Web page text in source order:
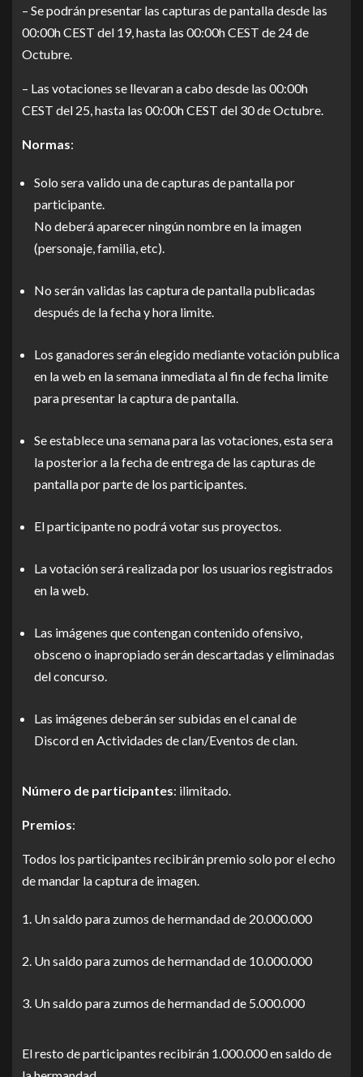
– Se podrán presentar las capturas de pantalla desde las
00:00h CEST del 19, hasta las 00:00h CEST de 24 de
Octubre.
– Las votaciones se llevaran a cabo desde las 00:00h
CEST del 25, hasta las 00:00h CEST del 30 de Octubre.
Normas:
Solo sera valido una de capturas de pantalla por
participante.
No deberá aparecer ningún nombre en la imagen
(personaje, familia, etc).
No serán validas las captura de pantalla publicadas
después de la fecha y hora limite.
Los ganadores serán elegido mediante votación publica
en la web en la semana inmediata al fin de fecha limite
para presentar la captura de pantalla.
Se establece una semana para las votaciones, esta sera
la posterior a la fecha de entrega de las capturas de
pantalla por parte de los participantes.
El participante no podrá votar sus proyectos.
La votación será realizada por los usuarios registrados
en la web.
Las imágenes que contengan contenido ofensivo,
obsceno o inapropiado serán descartadas y eliminadas
del concurso.
Las imágenes deberán ser subidas en el canal de
Discord en Actividades de clan/Eventos de clan.
Número de participantes: ilimitado.
Premios:
Todos los participantes recibirán premio solo por el echo
de mandar la captura de imagen.
Un saldo para zumos de hermandad de 20.000.000
Un saldo para zumos de hermandad de 10.000.000
Un saldo para zumos de hermandad de 5.000.000
El resto de participantes recibirán 1.000.000 en saldo de